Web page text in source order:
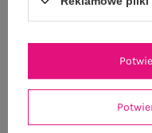
GŁÓWNE PARAMETRY
OPINIE O PRODUKCIE (144)
WYSYŁKA I DOSTAWA